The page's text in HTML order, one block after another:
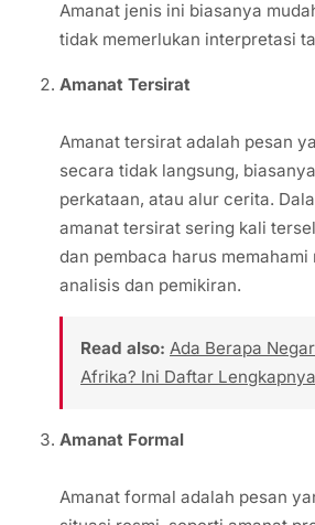
Amanat jenis ini biasanya
tidak memerlukan interpretasi
Amanat Tersirat
Amanat tersirat adalah pesan
secara tidak langsung,
perkataan, atau alur cerita.
amanat tersirat sering kali
dan pembaca harus
analisis dan pemikiran.
Read also: Ada Berapa
Afrika? Ini Daftar Lengkapnya
Amanat Formal
Amanat formal adalah pesan